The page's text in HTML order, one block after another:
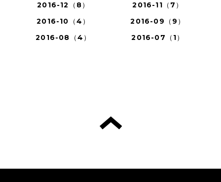
2016-12（8）
2016-11（7）
2016-10（4）
2016-09（9）
2016-08（4）
2016-07（1）